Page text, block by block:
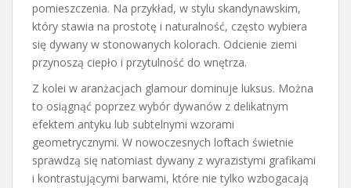
pomieszczenia. Na przykład, w stylu skandynawskim,
który stawia na prostotę i naturalność, często wybiera
się dywany w stonowanych kolorach. Odcienie ziemi
przynoszą ciepło i przytulność do wnętrza.
Z kolei w aranżacjach glamour dominuje luksus. Można
to osiągnąć poprzez wybór dywanów z delikatnym
efektem antyku lub subtelnymi wzorami
geometrycznymi. W nowoczesnych loftach świetnie
sprawdzą się natomiast dywany z wyrazistymi grafikami
i kontrastującymi barwami, które nie tylko wzbogacają